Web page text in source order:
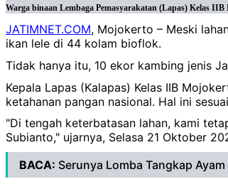
Warga binaan Lembaga Pemasyarakatan (Lapas) Kelas
JATIMNET.COM, Mojokerto – Meski
ikan lele di 44 kolam bioflok.
Tidak hanya itu, 10 ekor kambing jenis
Kepala Lapas (Kalapas) Kelas IIB
ketahanan pangan nasional. Hal ini
"Di tengah keterbatasan lahan, kami
Subianto," ujarnya, Selasa 21 Oktober
BACA: Serunya Lomba Tangkap